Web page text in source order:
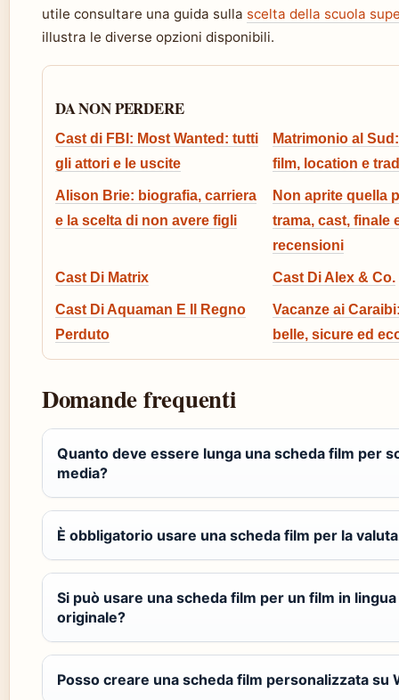
utile consultare una guida sulla scelta della scuola
illustra le diverse opzioni disponibili.
DA NON PERDERE
Cast di FBI: Most Wanted: tutti
gli attori e le uscite
Matrimonio al
film, location e
Alison Brie: biografia, carriera
e la scelta di non avere figli
Non aprite quella
trama, cast, finale
recensioni
Cast Di Matrix Cast Di Alex & Co.
Cast Di Aquaman E Il Regno
Perduto
Vacanze ai
belle, sicure ed
Domande frequenti
Quanto deve essere lunga una scheda film per
media?
È obbligatorio usare una scheda film per la
Si può usare una scheda film per un film in lingua
originale?
Posso creare una scheda film personalizzata su